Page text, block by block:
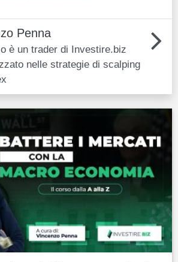
Penna
è un trader di Investire.biz
nelle strategie di scalping